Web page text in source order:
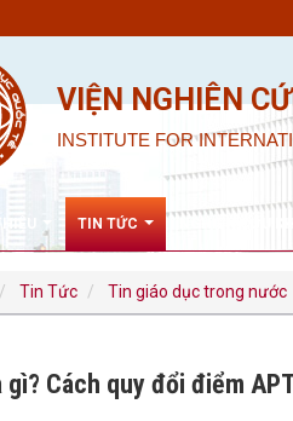
VIỆN NGHIÊN
INSTITUTE FOR
TIN TỨC NGHIÊN CỨU
Tin Tức Tin giáo dục trong nước
gì? Cách quy đổi điểm